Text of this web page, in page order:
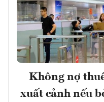
Không nợ
xuất cảnh nếu